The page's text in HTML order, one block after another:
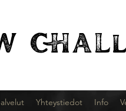
Yhteystiedot Info